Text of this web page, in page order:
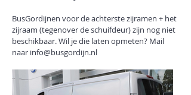
BusGordijnen voor de achterste zijramen + het
zijraam (tegenover de schuifdeur) zijn nog niet
beschikbaar. Wil je die laten opmeten? Mail
naar info@busgordijn.nl